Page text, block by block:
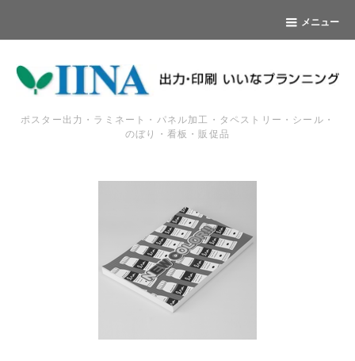
メニュー
ポスター出力・ラミネート・パネル加工・タペストリー・シール・
のぼり・看板・販促品